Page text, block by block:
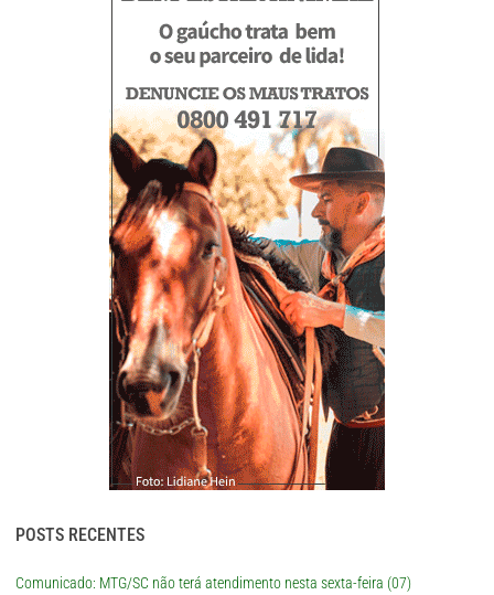
POSTS RECENTES
Comunicado: MTG/SC não terá atendimento nesta sexta-feira (07)